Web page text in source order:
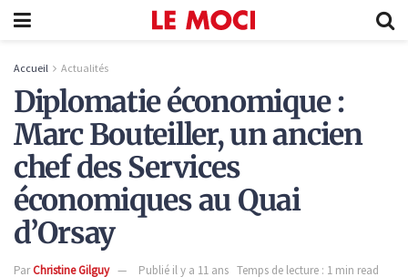
Accueil Actualités
Diplomatie économique :
Marc Bouteiller, un ancien
chef des Services
économiques au Quai
d’Orsay
ParChristine Gilguy Publié il y a 11 ans Temps de lecture : 1 min read